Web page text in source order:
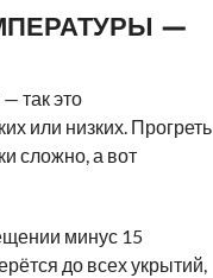
—
так это
или низких. Прогреть
сложно, а вот
минус 15
до всех укрытий,